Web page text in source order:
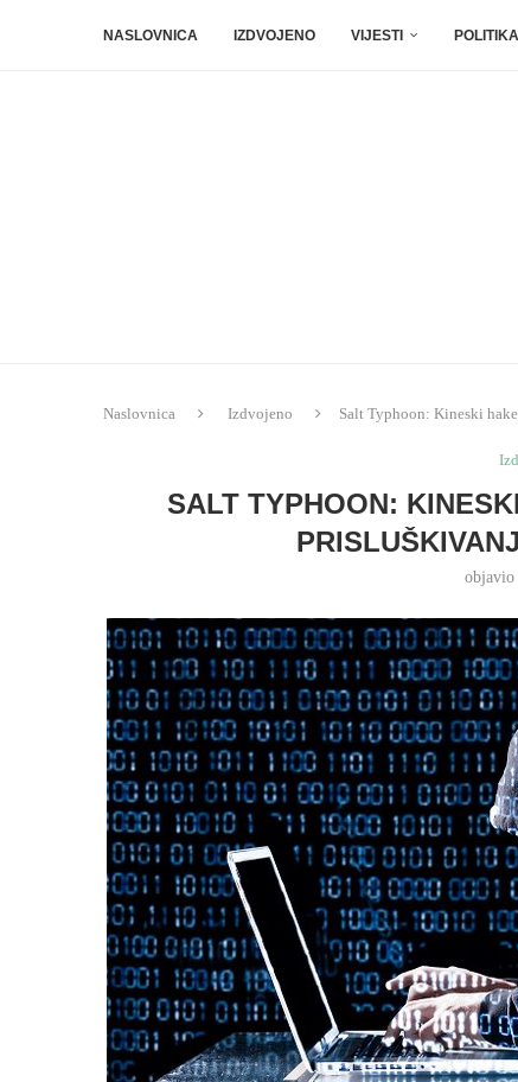
NASLOVNICA IZDVOJENO VIJESTI POLITIKA
Naslovnica Izdvojeno Salt Typhoon: Kineski
SALT TYPHOON:
objavio